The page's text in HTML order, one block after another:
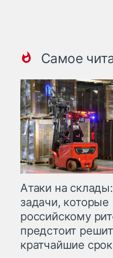
Самое
Атаки на
задачи, которые
российскому
предстоит
кратчайшие